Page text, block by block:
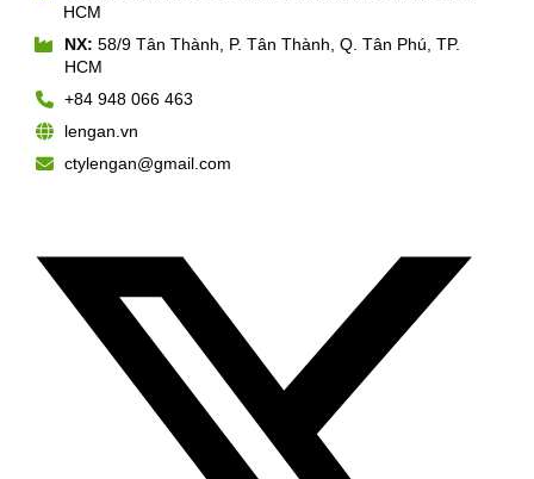
HCM
NX: 58/9 Tân Thành, P. Tân Thành, Q. Tân Phú, TP.
HCM
+84 948 066 463
lengan.vn
ctylengan@gmail.com